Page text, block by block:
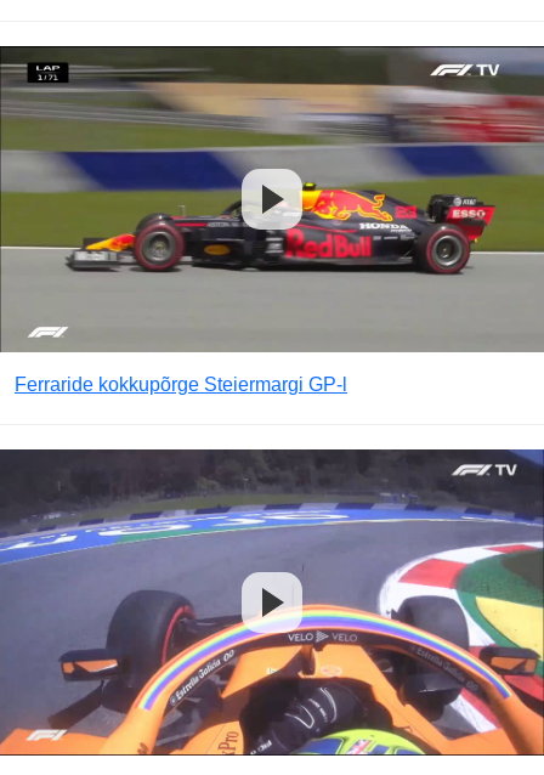
Ferraride kokkupõrge Steiermargi GP-l